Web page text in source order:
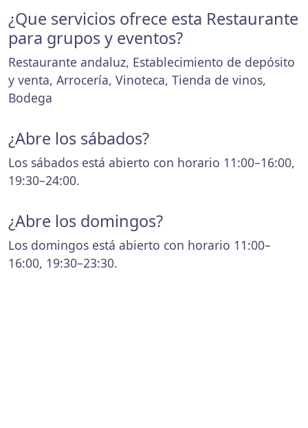
¿Que servicios ofrece esta Restaurante
para grupos y eventos?
Restaurante andaluz, Establecimiento de depósito
y venta, Arrocería, Vinoteca, Tienda de vinos,
Bodega
¿Abre los sábados?
Los sábados está abierto con horario 11:00–16:00,
19:30–24:00.
¿Abre los domingos?
Los domingos está abierto con horario 11:00–
16:00, 19:30–23:30.